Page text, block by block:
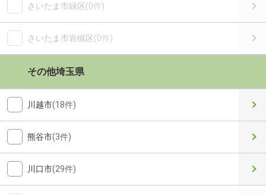
さいたま市緑区(0件)
さいたま市岩槻区(0件)
その他埼玉県
川越市(18件)
熊谷市(3件)
川口市(29件)